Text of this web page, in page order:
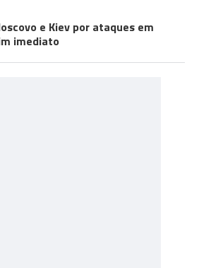
e Kiev por ataques em
imediato